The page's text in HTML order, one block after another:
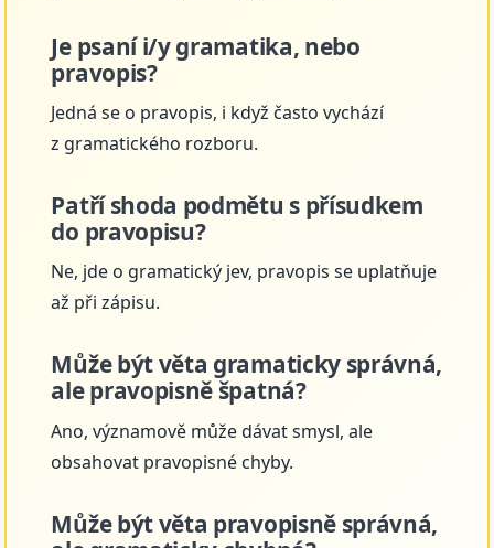
Je psaní i/y gramatika, nebo
pravopis?
Jedná se o pravopis, i když často vychází
z gramatického rozboru.
Patří shoda podmětu s přísudkem
do pravopisu?
Ne, jde o gramatický jev, pravopis se uplatňuje
až při zápisu.
Může být věta gramaticky správná,
ale pravopisně špatná?
Ano, významově může dávat smysl, ale
obsahovat pravopisné chyby.
Může být věta pravopisně správná,